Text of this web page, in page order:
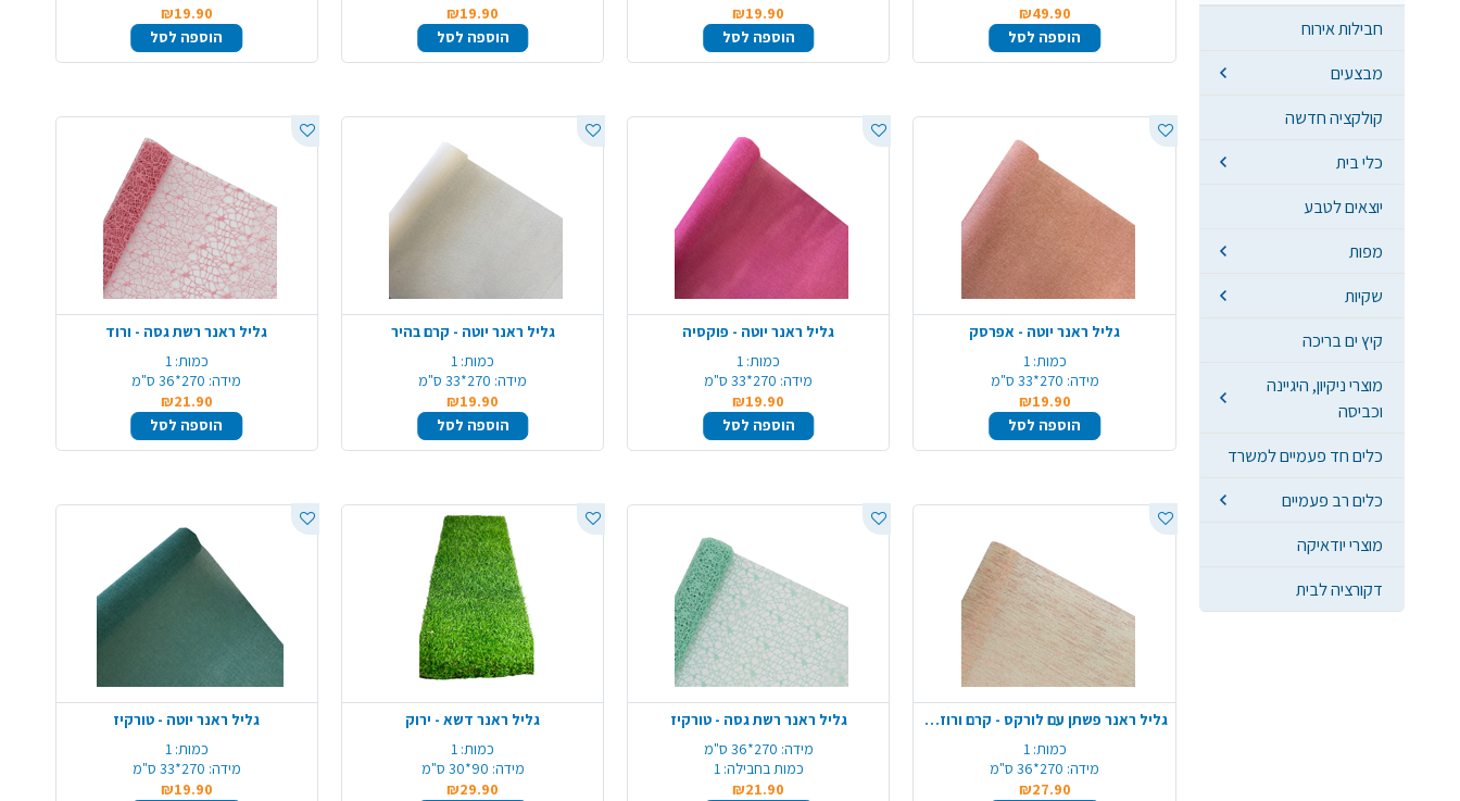
חבילות אירוח
מבצעים
קולקציה חדשה
כלי בית
יוצאים לטבע
מפות
שקיות
קיץ ים בריכה
מוצרי ניקיון, היגיינה
וכביסה
כלים חד פעמיים למשרד
כלים רב פעמיים
מוצרי יודאיקה
דקורציה לבית
₪49.90
הוספה לסל
₪19.90
הוספה לסל
₪19.90
הוספה לסל
₪19.90
הוספה לסל
גליל ראנר יוטה - אפרסק
כמות: 1
מידה: 270*33 ס"מ
₪19.90
הוספה לסל
גליל ראנר יוטה - פוקסיה
כמות: 1
מידה: 270*33 ס"מ
₪19.90
הוספה לסל
גליל ראנר יוטה - קרם בהיר
כמות: 1
מידה: 270*33 ס"מ
₪19.90
הוספה לסל
גליל ראנר רשת גסה - ורוד
כמות: 1
מידה: 270*36 ס"מ
₪21.90
הוספה לסל
גליל ראנר פשתן עם לורקס - קרם ורוז גולד
כמות: 1
מידה: 270*36 ס"מ
₪27.90
גליל ראנר רשת גסה - טורקיז
מידה: 270*36 ס"מ
כמות בחבילה: 1
₪21.90
גליל ראנר דשא - ירוק
כמות: 1
מידה: 90*30 ס"מ
₪29.90
גליל ראנר יוטה - טורקיז
כמות: 1
מידה: 270*33 ס"מ
₪19.90